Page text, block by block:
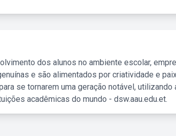
dos alunos no ambiente escolar,
e são alimentados por criatividade e
se tornarem uma geração notável, utilizando
acadêmicas do mundo - dsw.aau.edu.et.